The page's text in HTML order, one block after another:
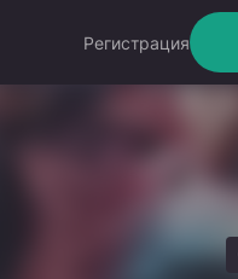
Регистрация